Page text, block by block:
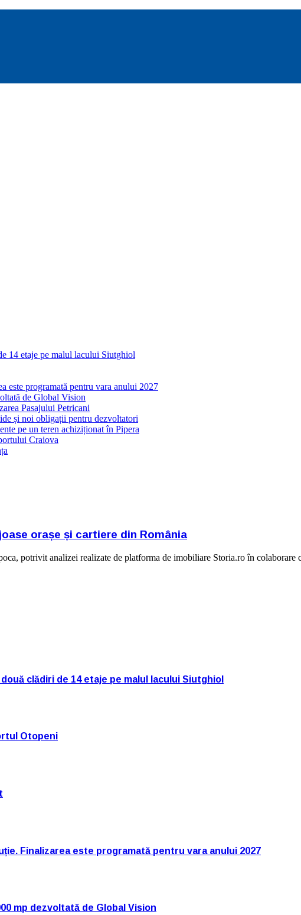
14 etaje pe malul lacului Siutghiol
este programată pentru vara anului 2027
de Global Vision
Pasajului Petricani
și noi obligații pentru dezvoltatori
pe un teren achiziționat în Pipera
Craiova
orașe și cartiere din România
potrivit analizei realizate de platforma de imobiliare Storia.ro în colaborare
clădiri de 14 etaje pe malul lacului Siutghiol
Otopeni
Finalizarea este programată pentru vara anului 2027
mp dezvoltată de Global Vision